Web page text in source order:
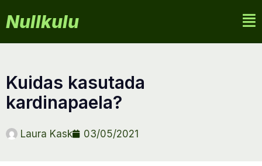
Nullkulu
kuidas kasutada
kardinapaela?
Laura Kask 03/05/2021